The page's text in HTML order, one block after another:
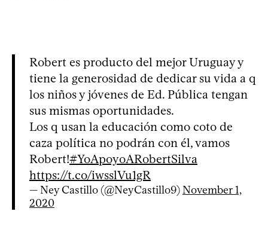
Robert es producto del mejor Uruguay y
tiene la generosidad de dedicar su vida a q
los niños y jóvenes de Ed. Pública tengan
sus mismas oportunidades.
Los q usan la educación como coto de
caza política no podrán con él, vamos
Robert!#YoApoyoARobertSilva
https://t.co/iwsslVu1gR
— Ney Castillo (@NeyCastillo9)November 1,
2020